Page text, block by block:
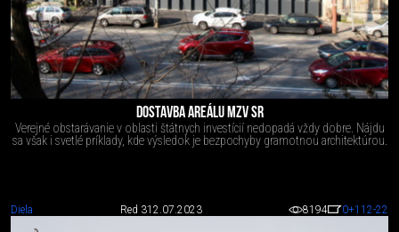
DOSTAVBA AREÁLU MZV SR
Verejné obstarávanie v oblasti štátnych investícií nedopadá vždy dobre. Nájdu
sa však i svetlé príklady, kde výsledok je bezpochyby gramotnou architektúrou.
Diela Red 312.07.2023 8194 0+112-22